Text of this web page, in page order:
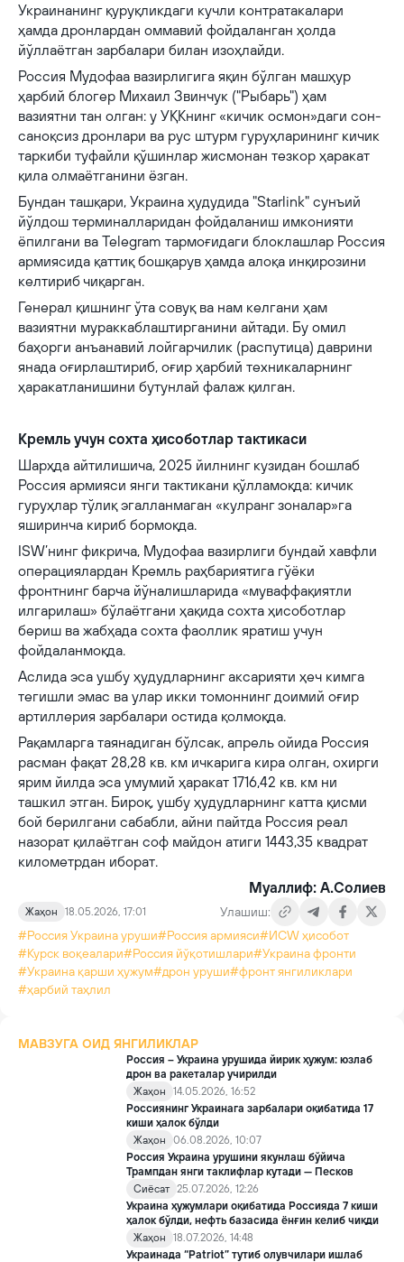
Украинанинг қуруқликдаги кучли контратакалари
ҳамда дронлардан оммавий фойдаланган ҳолда
йўллаётган зарбалари билан изоҳлайди.
Россия Мудофаа вазирлигига яқин бўлган машҳур
ҳарбий блогер Михаил Звинчук ("Рыбарь") ҳам
вазиятни тан олган: у УҚКнинг «кичик осмон»даги сон-
саноқсиз дронлари ва рус штурм гуруҳларининг кичик
таркиби туфайли қўшинлар жисмонан тезкор ҳаракат
қила олмаётганини ёзган.
Бундан ташқари, Украина ҳудудида "Starlink" сунъий
йўлдош терминалларидан фойдаланиш имконияти
ёпилгани ва Telegram тармоғидаги блоклашлар Россия
армиясида қаттиқ бошқарув ҳамда алоқа инқирозини
келтириб чиқарган.
Генерал қишнинг ўта совуқ ва нам келгани ҳам
вазиятни мураккаблаштирганини айтади. Бу омил
баҳорги анъанавий лойгарчилик (распутица) даврини
янада оғирлаштириб, оғир ҳарбий техникаларнинг
ҳаракатланишини бутунлай фалаж қилган.
Кремль учун сохта ҳисоботлар тактикаси
Шарҳда айтилишича, 2025 йилнинг кузидан бошлаб
Россия армияси янги тактикани қўлламоқда: кичик
гуруҳлар тўлиқ эгалланмаган «кулранг зоналар»га
яширинча кириб бормоқда.
ISW’нинг фикрича, Мудофаа вазирлиги бундай хавфли
операциялардан Кремль раҳбариятига гўёки
фронтнинг барча йўналишларида «муваффақиятли
илгарилаш» бўлаётгани ҳақида сохта ҳисоботлар
бериш ва жабҳада сохта фаоллик яратиш учун
фойдаланмоқда.
Аслида эса ушбу ҳудудларнинг аксарияти ҳеч кимга
тегишли эмас ва улар икки томоннинг доимий оғир
артиллерия зарбалари остида қолмоқда.
Рақамларга таянадиган бўлсак, апрель ойида Россия
расман фақат 28,28 кв. км ичкарига кира олган, охирги
ярим йилда эса умумий ҳаракат 1716,42 кв. км ни
ташкил этган. Бироқ, ушбу ҳудудларнинг катта қисми
бой берилгани сабабли, айни пайтда Россия реал
назорат қилаётган соф майдон атиги 1443,35 квадрат
километрдан иборат.
Муаллиф: А.Солиев
Жаҳон 18.05.2026, 17:01
Улашиш:
#Россия Украина уруши#Россия армияси#ИСW ҳисобот
#Курск воқеалари#Россия йўқотишлари#Украина фронти
#Украина қарши ҳужум#дрон уруши#фронт янгиликлари
#ҳарбий таҳлил
МАВЗУГА ОИД ЯНГИЛИКЛАР
Россия – Украина урушида йирик ҳужум: юзлаб
дрон ва ракеталар учирилди
Жаҳон
14.05.2026, 16:52
Россиянинг Украинага зарбалари оқибатида 17
киши ҳалок бўлди
Жаҳон
06.08.2026, 10:07
Россия Украина урушини якунлаш бўйича
Трампдан янги таклифлар кутади — Песков
Сиёсат 25.07.2026, 12:26
Украина ҳужумлари оқибатида Россияда 7 киши
ҳалок бўлди, нефть базасида ёнғин келиб чиқди
Жаҳон
18.07.2026, 14:48
Украинада “Patriot” тутиб олувчилари ишлаб